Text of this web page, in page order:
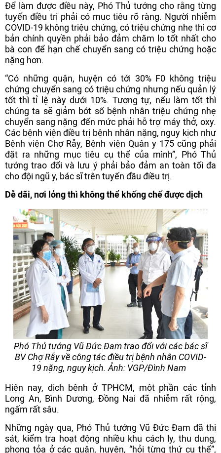
Để làm được điều này, Phó Thủ tướng cho rằng từng
tuyến điều trị phải có mục tiêu rõ ràng. Người nhiễm
COVID-19 không triệu chứng, có triệu chứng nhẹ thì cơ
bản chính quyền phải bảo đảm chăm lo tốt nhất cho
bà con để hạn chế chuyển sang có triệu chứng hoặc
nặng hơn.
“Có những quận, huyện có tới 30% F0 không triệu
chứng chuyển sang có triệu chứng nhưng nếu quản lý
tốt thì tỉ lệ này dưới 10%. Tương tự, nếu làm tốt thì
chúng ta sẽ giảm bớt số bệnh nhân triệu chứng nhẹ
chuyển sang nặng đến mức phải hỗ trợ máy thở, oxy.
Các bệnh viện điều trị bệnh nhân nặng, nguy kịch như
Bệnh viện Chợ Rẫy, Bệnh viện Quân y 175 cũng phải
đặt ra những mục tiêu cụ thể của mình”, Phó Thủ
tướng trao đổi và lưu ý phải bảo đảm an toàn tối đa
cho đội ngũ y, bác sĩ trên tuyến đầu điều trị.
Dễ dãi, nơi lỏng thì không thể khống chế được dịch
Phó Thủ tướng Vũ Đức Đam trao đổi với các bác sĩ
BV Chợ Rẫy về công tác điều trị bệnh nhân COVID-
19 nặng, nguy kịch. Ảnh: VGP/Đình Nam
Hiện nay, dịch bệnh ở TPHCM, một phần các tỉnh
Long An, Bình Dương, Đồng Nai đã nhiễm rất rộng,
ngấm rất sâu.
Những ngày qua, Phó Thủ tướng Vũ Đức Đam đã thị
sát, kiểm tra hoạt động nhiều khu cách ly, thu dung,
phong tỏa ở các quận, huyện, “hỏi từng thứ cụ thể”,